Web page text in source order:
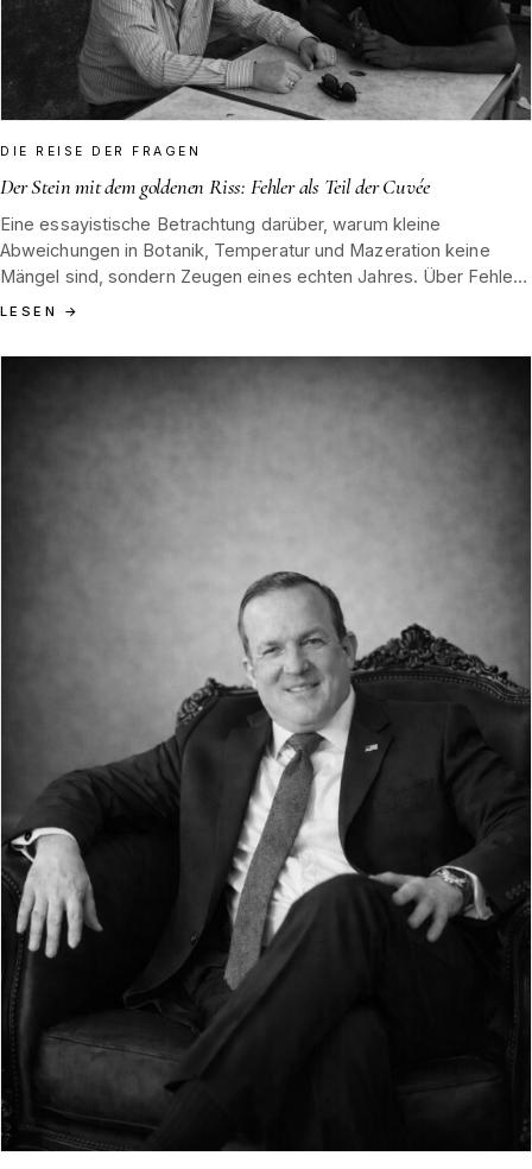
DIE REISE DER FRAGEN
Der Stein mit dem goldenen Riss: Fehler als Teil der Cuvée
Eine essayistische Betrachtung darüber, warum kleine
Abweichungen in Botanik, Temperatur und Mazeration keine
Mängel sind, sondern Zeugen eines echten Jahres. Über Fehler,
Cuvée und Handwerk im Hause Tannenblut.
LESEN →